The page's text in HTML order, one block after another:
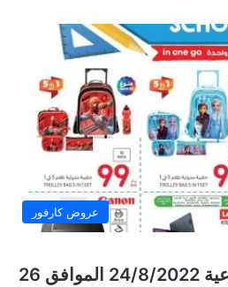
عروض كارفور
عروض كارفور الأسبوعية 24/8/2022 الموافق 26